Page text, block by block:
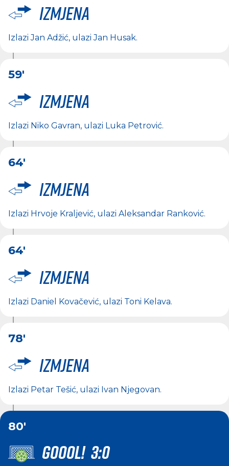
Izmjena
IzlaziJan Adžić, ulaziJan Husak.
59'
Izmjena
Izlazi Niko Gavran, ulazi Luka Petrović.
64'
Izmjena
Izlazi Hrvoje Kraljević, ulazi Aleksandar Ranković.
64'
Izmjena
Izlazi Daniel Kovačević, ulazi Toni Kelava.
78'
Izmjena
Izlazi Petar Tešić, ulazi Ivan Njegovan.
80'
GOOOL! 3:0